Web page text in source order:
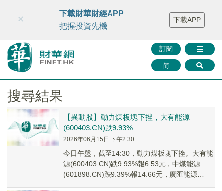
財華智庫網 FINTV FINMETA 財華證券 媒體矩陣
智庫沙龍
聯絡我們
訂閱
简
×
下載財華財經APP
把握投資先機
下載APP
搜尋結果
【異動股】動力煤板塊下挫，大有能源
(600403.CN)跌9.93%
2026年06月15日 下午2:30
今日午盤，截至14:30，動力煤板塊下挫。大有能
源(600403.CN)跌9.93%報6.53元，中煤能源
(601898.CN)跌9.39%報14.66元，廣匯能源